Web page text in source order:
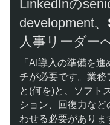
​LinkedI​​nの
development、
人事リーダー
「AI導入の準備を
チが必要です。業務
と(何を)と、ソフト
ション、回復力な
わせる必要があり